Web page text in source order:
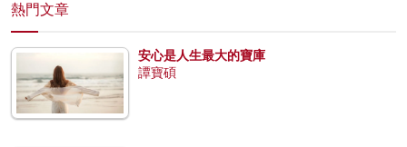
熱門文章
安心是人生最大的寶庫
譚寶碩